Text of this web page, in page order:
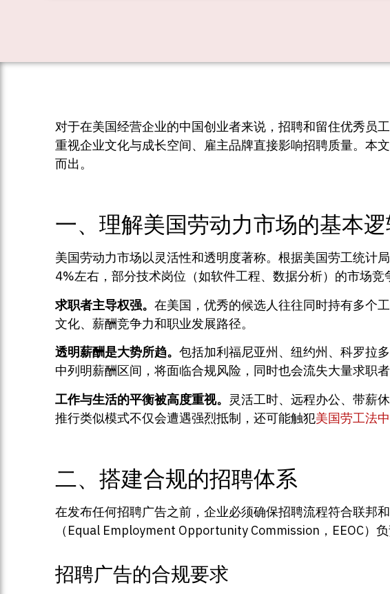
对于在美国经营企业的中国创业者来说，招聘和留住优秀员
重视企业文化与成长空间、雇主品牌直接影响招聘质量。本
而出。
一、理解美国劳动力市场的基本
美国劳动力市场以灵活性和透明度著称。根据美国劳工统
4%左右，部分技术岗位（如软件工程、数据分析）的市场
求职者主导权强。 在美国，优秀的候选人往往同时持有多个
文化、薪酬竞争力和职业发展路径。
透明薪酬是大势所趋。 包括加利福尼亚州、纽约州、科罗拉
中列明薪酬区间，将面临合规风险，同时也会流失大量求职者
工作与生活的平衡被高度重视。 灵活工时、远程办公、带薪
推行类似模式不仅会遭遇强烈抵制，还可能触犯美国劳工法
二、搭建合规的招聘体系
在发布任何招聘广告之前，企业必须确保招聘流程符合联邦
（Equal Employment Opportunity Commission，EEOC）负
招聘广告的合规要求